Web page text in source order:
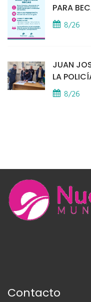
PARA
8/26
JUAN
LA
8/26
Contacto